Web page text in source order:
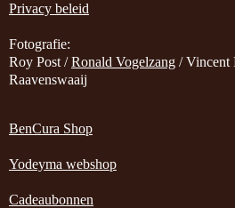
Privacy beleid
Fotografie:
Roy Post /Ronald Vogelzang / Vincent
Raavenswaaij
BenCura Shop
Yodeyma webshop
Cadeaubonnen